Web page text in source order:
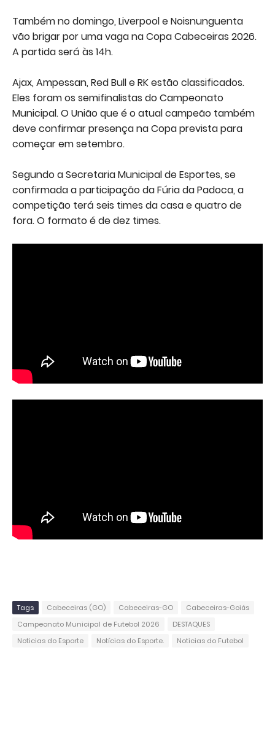
Também no domingo, Liverpool e Noisnunguenta
vão brigar por uma vaga na Copa Cabeceiras 2026.
A partida será às 14h.
Ajax, Ampessan, Red Bull e RK estão classificados.
Eles foram os semifinalistas do Campeonato
Municipal. O União que é o atual campeão também
deve confirmar presença na Copa prevista para
começar em setembro.
Segundo a Secretaria Municipal de Esportes, se
confirmada a participação da Fúria da Padoca, a
competição terá seis times da casa e quatro de
fora. O formato é de dez times.
Tags Cabeceiras (GO) Cabeceiras-GO
Cabeceiras-Goiás
Campeonato Municipal de Futebol 2026
DESTAQUES
Noticias do Esporte
Notícias do Esporte. Noticias do Futebol